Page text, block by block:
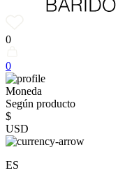
0
0
Moneda
Según producto
$
USD
ES